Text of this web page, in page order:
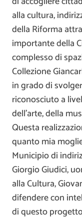
alla cultura,
della Riforma
importante della
complesso di
Collezione
in grado di
riconosciuto a
dell’arte, della
Questa
quanto mia
Municipio di
Giorgio Giudici,
alla Cultura,
difendere con
di questo